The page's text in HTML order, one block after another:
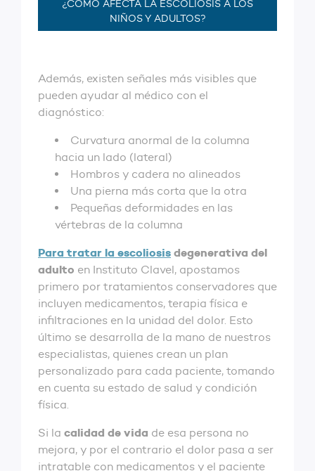
¿CÓMO AFECTA LA ESCOLIOSIS A LOS
NIÑOS Y ADULTOS?
Además, existen señales más visibles que
pueden ayudar al médico con el
diagnóstico:
Curvatura anormal de la columna
hacia un lado (lateral)
Hombros y cadera no alineados
Una pierna más corta que la otra
Pequeñas deformidades en las
vértebras de la columna
Para tratar la escoliosisdegenerativa del
adulto en Instituto Clavel, apostamos
primero por tratamientos conservadores que
incluyen medicamentos, terapia física e
infiltraciones en la unidad del dolor. Esto
último se desarrolla de la mano de nuestros
especialistas, quienes crean un plan
personalizado para cada paciente, tomando
en cuenta su estado de salud y condición
física.
Si la calidad de vida de esa persona no
mejora, y por el contrario el dolor pasa a ser
intratable con medicamentos y el paciente